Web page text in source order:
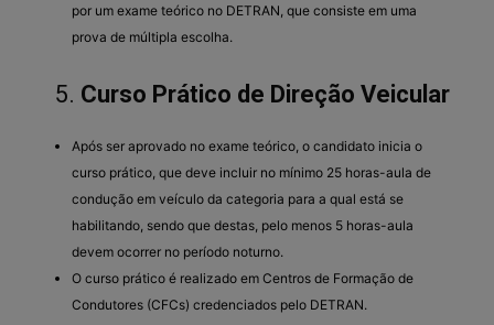
por um exame teórico no DETRAN, que consiste em uma
prova de múltipla escolha.
5. Curso Prático de Direção Veicular
Após ser aprovado no exame teórico, o candidato inicia o
curso prático, que deve incluir no mínimo 25 horas-aula de
condução em veículo da categoria para a qual está se
habilitando, sendo que destas, pelo menos 5 horas-aula
devem ocorrer no período noturno.
O curso prático é realizado em Centros de Formação de
Condutores (CFCs) credenciados pelo DETRAN.